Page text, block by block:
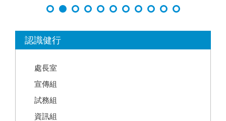
認識健行
處長室
宣傳組
試務組
資訊組